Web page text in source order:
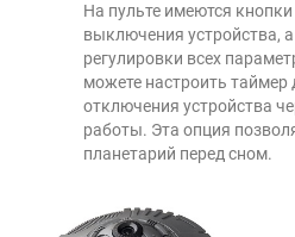
На пульте имеются
выключения устройства,
регулировки всех
можете настроить таймер
отключения устройства
работы. Эта опция
планетарий перед сном.